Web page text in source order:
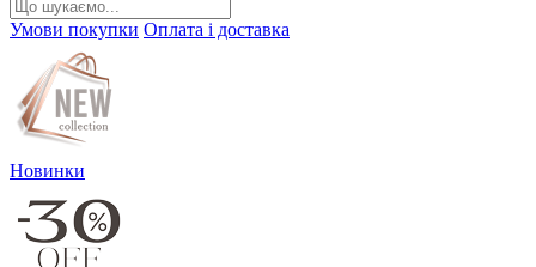
Умови покупки Оплата і доставка
Новинки